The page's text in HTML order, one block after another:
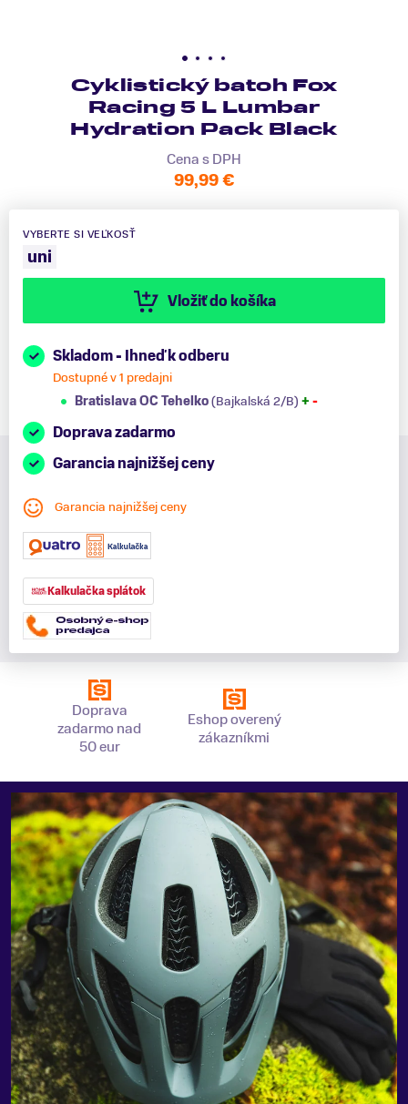
Cyklistický batoh Fox
Racing 5 L Lumbar
Hydration Pack Black
Cena s DPH
99,99 €
VYBERTE SI VEĽKOSŤ
uni
Vložiť do košíka
Skladom - Ihneď k odberu
Dostupné v 1 predajni
Bratislava OC Tehelko(Bajkalská 2/B) + -
Doprava zadarmo
Garancia najnižšej ceny
Garancia najnižšej ceny
Kalkulačka splátok
Doprava
zadarmo nad
50 eur
Eshop overený
zákazníkmi